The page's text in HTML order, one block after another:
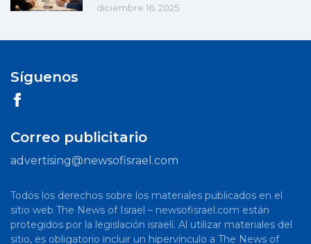
diciembre 16, 2025
Síguenos
Correo publicitario
advertising@newsofisrael.com
Todos los derechos sobre los materiales publicados en el
sitio web The News of Israel – newsofisrael.com están
protegidos por la legislación israelí. Al utilizar materiales del
sitio, es obligatorio incluir un hipervínculo a The News of